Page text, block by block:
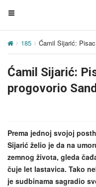
T
g
e
n
a
g
a
t
i
o
185 Ćamil Sijarić:
Ćamil Sijarić:
progovorio
Prema jednoj svojoj
Sijarić želio je da na
zemnog života, gleda
čuje let lastavica. Tako
je sudbinama sagradio